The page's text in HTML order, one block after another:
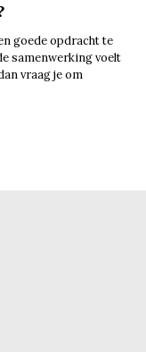
goede opdracht te
samenwerking voelt
vraag je om